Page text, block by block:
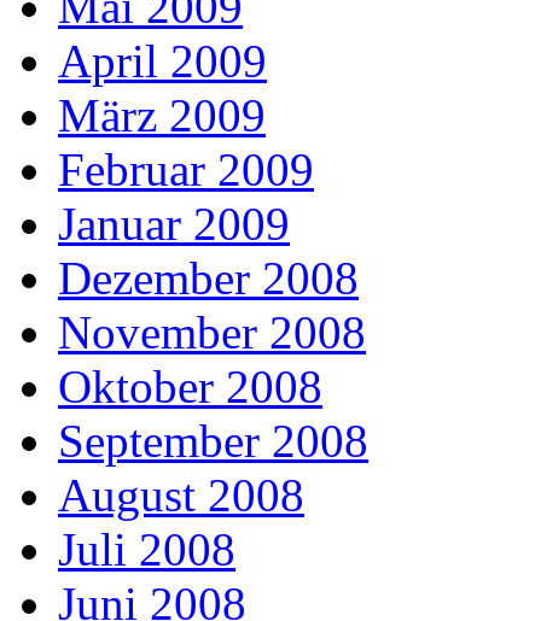
April 2009
März 2009
Februar 2009
Januar 2009
Dezember 2008
November 2008
Oktober 2008
September 2008
August 2008
Juli 2008
Juni 2008